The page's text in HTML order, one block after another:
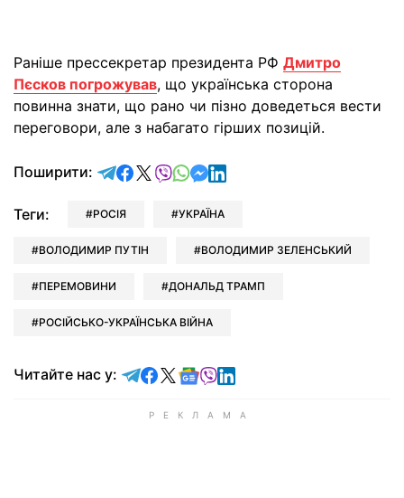
Раніше прессекретар президента РФ Дмитро
Пєсков погрожував, що українська сторона
повинна знати, що рано чи пізно доведеться вести
переговори, але з набагато гірших позицій.
Поширити: відправити у Telegram
поділитись у Facebook
поділитись у X
відправити у Viber
відправити у Whatsapp
відправити у Messenger
відправити у LinkedIn
Теги: РОСІЯ УКРАЇНА
ВОЛОДИМИР ПУТІН ВОЛОДИМИР ЗЕЛЕНСЬКИЙ
ПЕРЕМОВИНИ ДОНАЛЬД ТРАМП
РОСІЙСЬКО-УКРАЇНСЬКА ВІЙНА
Читайте нас у: Читайте у Telegram
Читайте у Facebook
Читайте у X
Читайте у Google news
Читайте у Viber
Читайте у LinkedIn